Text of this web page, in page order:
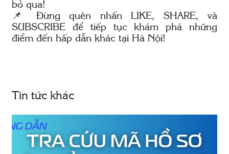
bỏ qua!
📌 Đừng quên nhấn LIKE, SHARE, và
SUBSCRIBE để tiếp tục khám phá những
điểm đến hấp dẫn khác tại Hà Nội!
Tin tức khác